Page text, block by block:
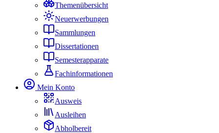
Themenübersicht
Neuerwerbungen
Sammlungen
Dissertationen
Semesterapparate
Fachinformationen
Mein Konto
Ausweis
Ausleihen
Abholbereit